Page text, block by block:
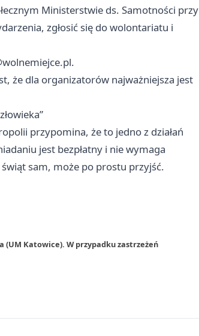
Ministerstwie ds. Samotności przy
zgłosić się do wolontariatu i
.
że dla organizatorów najważniejsza jest
przypomina, że to jedno z działań
jest bezpłatny i nie wymaga
świąt sam, może po prostu przyjść.
Katowice). W przypadku zastrzeżeń